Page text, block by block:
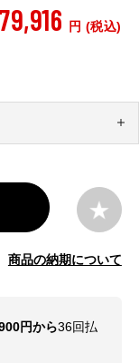
円 (税込)
商品の納期について
円から36回払